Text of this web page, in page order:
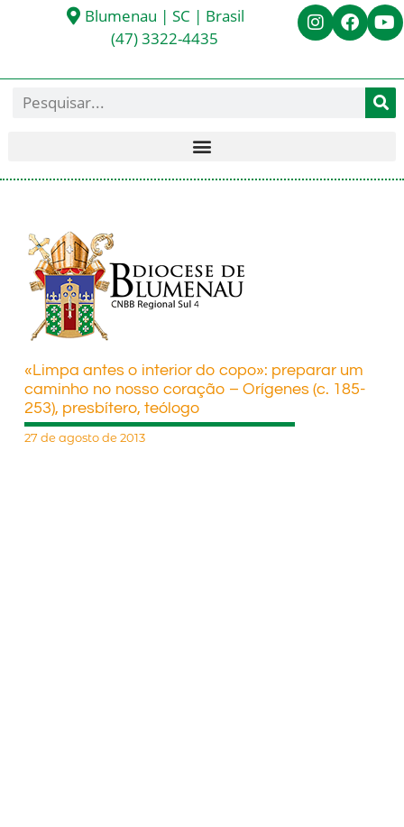
Blumenau | SC | Brasil
(47) 3322-4435
«Limpa antes o interior do copo»: preparar um
caminho no nosso coração – Orígenes (c. 185-
253), presbítero, teólogo
27 de agosto de 2013